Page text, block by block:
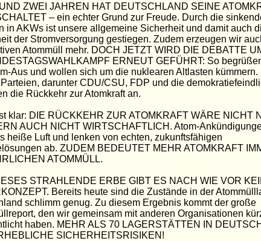
ZWEI JAHREN HAT DEUTSCHLAND SEINE
– ein echter Grund zur Freude. Durch die
in AKWs ist unsere allgemeine Sicherheit und damit auch
der Stromversorgung gestiegen. Zudem erzeugen wir
Atommüll mehr. DOCH JETZT WIRD DIE DEBATTE
ERNEUT GEFÜHRT: So
Aus und wollen sich um die nuklearen Altlasten kümmern.
darunter CDU/CSU, FDP und die
die Rückkehr zur Atomkraft an.
klar: DIE RÜCKKEHR ZUR ATOMKRAFT WÄRE NICHT
AUCH NICHT WIRTSCHAFTLICH. Atom-
heiße Luft und lenken von echten, zukunftsfähigen
ab. ZUDEM BEDEUTET MEHR ATOMKRAFT
ATOMMÜLL.
STRAHLENDE ERBE GIBT ES NACH WIE VOR
Bereits heute sind die Zustände in der
schlimm genug. Zu diesem Ergebnis kommt der große
den wir gemeinsam mit anderen Organisationen
haben. MEHR ALS 70 LAGERSTÄTTEN IN
SICHERHEITSRISIKEN!